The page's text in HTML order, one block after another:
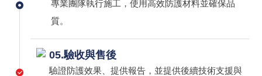
專業團隊執行施工，使用高效防護材料並確保品
質。
05.驗收與售後
驗證防護效果、提供報告，並提供後續技術支援與